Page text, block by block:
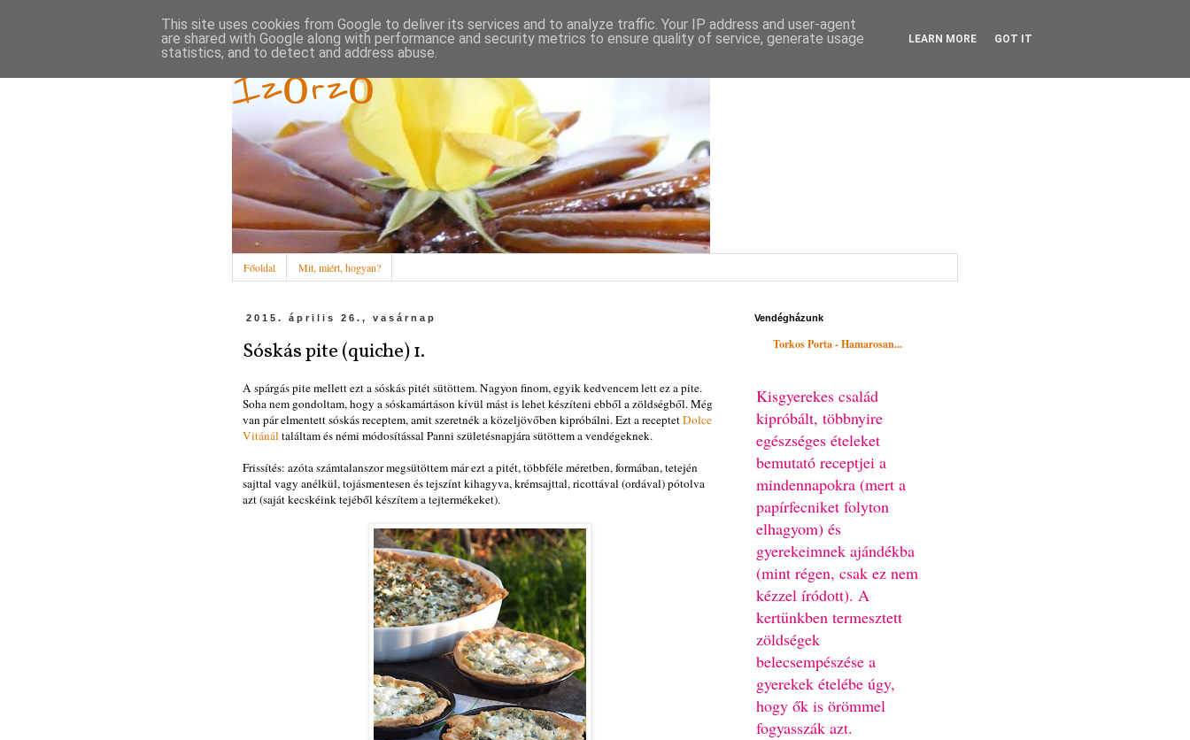
Ízőrző
Főoldal Mit, miért, hogyan?
2015. április 26., vasárnap
Sóskás pite (quiche) 1.
A spárgás pite mellett ezt a sóskás pitét sütöttem. Nagyon finom, egyik kedvencem lett ez a pite.
Soha nem gondoltam, hogy a sóskamártáson kívül mást is lehet készíteni ebből a zöldségből. Még
van pár elmentett sóskás receptem, amit szeretnék a közeljövőben kipróbálni. Ezt a receptetDolce
Vitánál találtam és némi módosítással Panni születésnapjára sütöttem a vendégeknek.
Frissítés: azóta számtalanszor megsütöttem már ezt a pitét, többféle méretben, formában, tetején
sajttal vagy anélkül, tojásmentesen és tejszínt kihagyva, krémsajttal, ricottával (ordával) pótolva
azt (saját kecskéink tejéből készítem a tejtermékeket).
Vendégházunk
Torkos Porta - Hamarosan...
Kisgyerekes család
kipróbált, többnyire
egészséges ételeket
bemutató receptjei a
mindennapokra (mert a
papírfecniket folyton
elhagyom) és
gyerekeimnek ajándékba
(mint régen, csak ez nem
kézzel íródott). A
kertünkben termesztett
zöldségek
belecsempészése a
gyerekek ételébe úgy,
hogy ők is örömmel
fogyasszák azt.
This site uses cookies from Google to deliver its services and to analyze traffic. Your IP address and user-agent
are shared with Google along with performance and security metrics to ensure quality of service, generate usage
statistics, and to detect and address abuse.
LEARN MORE GOT IT